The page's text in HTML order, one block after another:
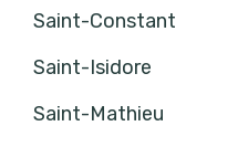
Saint-Constant
Saint-Isidore
Saint-Mathieu